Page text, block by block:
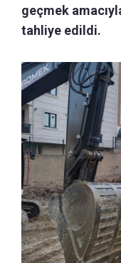
geçmek
tahliye edildi.